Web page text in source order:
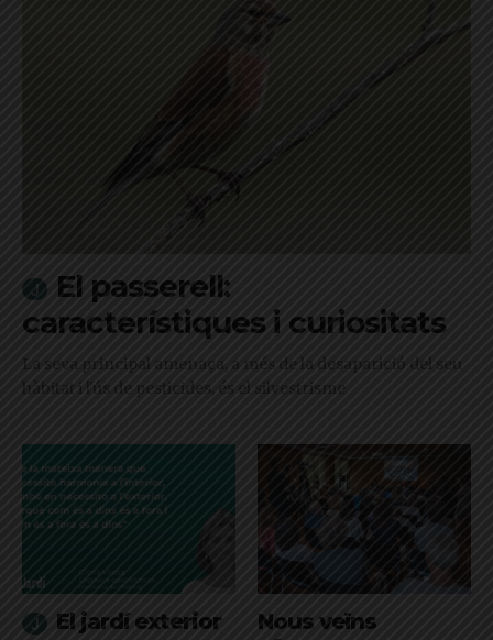
El passerell:
característiques i curiositats
La seva principal amenaça, a més de la desaparició del seu
hàbitat i l'ús de pesticides, és el silvestrisme
El jardí exterior
Nous veïns